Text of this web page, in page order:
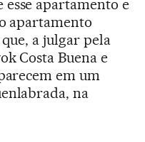
apartamento e
apartamento
a julgar pela
Costa Buena e
em um
na